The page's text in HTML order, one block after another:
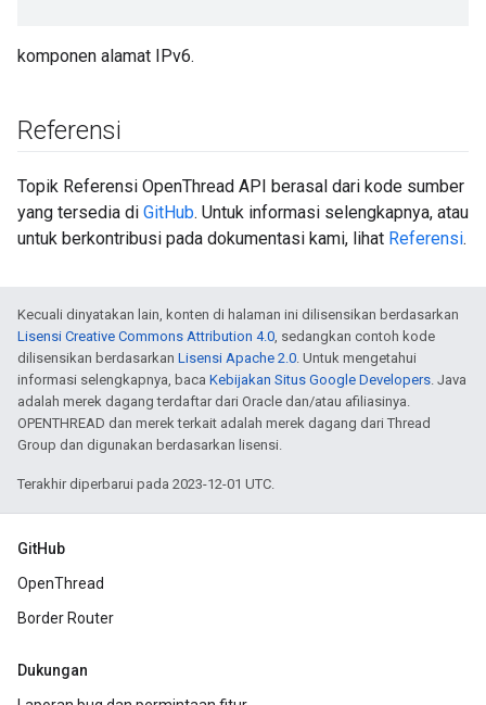
komponen alamat IPv6.
Referensi
Topik Referensi OpenThread API berasal dari kode sumber
yang tersedia di GitHub. Untuk informasi selengkapnya, atau
untuk berkontribusi pada dokumentasi kami, lihat Referensi.
Kecuali dinyatakan lain, konten di halaman ini dilisensikan berdasarkan
Lisensi Creative Commons Attribution 4.0, sedangkan contoh kode
dilisensikan berdasarkan Lisensi Apache 2.0. Untuk mengetahui
informasi selengkapnya, baca Kebijakan Situs Google Developers. Java
adalah merek dagang terdaftar dari Oracle dan/atau afiliasinya.
OPENTHREAD dan merek terkait adalah merek dagang dari Thread
Group dan digunakan berdasarkan lisensi.
Terakhir diperbarui pada 2023-12-01 UTC.
GitHub
OpenThread
Border Router
Dukungan